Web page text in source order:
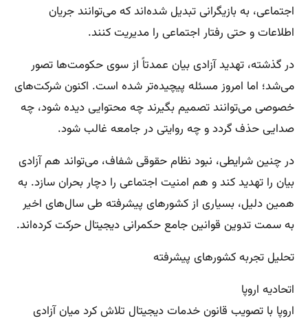
اجتماعی، به بازیگرانی تبدیل شده‌اند که می‌توانند جریان
اطلاعات و حتی رفتار اجتماعی را مدیریت کنند.
در گذشته، تهدید آزادی بیان عمدتاً از سوی حکومت‌ها تصور
می‌شد؛ اما امروز مسئله پیچیده‌تر شده است. اکنون شرکت‌های
خصوصی می‌توانند تصمیم بگیرند چه محتوایی دیده شود، چه
صدایی حذف گردد و چه روایتی در جامعه غالب شود.
در چنین شرایطی، نبود نظام حقوقی شفاف، می‌تواند هم آزادی
بیان را تهدید کند و هم امنیت اجتماعی را دچار بحران سازد. به
همین دلیل، بسیاری از کشورهای پیشرفته طی سال‌های اخیر
به سمت تدوین قوانین جامع حکمرانی دیجیتال حرکت کرده‌اند.
تحلیل تجربه کشورهای پیشرفته
اتحادیه اروپا
اروپا با تصویب قانون خدمات دیجیتال تلاش کرد میان آزادی